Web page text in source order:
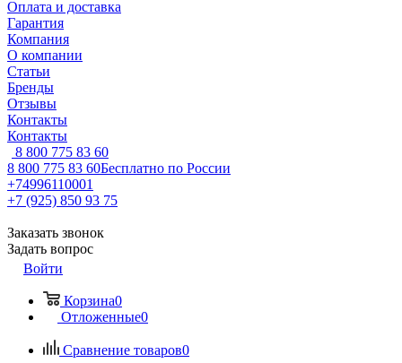
Оплата и доставка
Гарантия
Компания
О компании
Статьи
Бренды
Отзывы
Контакты
Контакты
8 800 775 83 60
8 800 775 83 60Бесплатно по России
+74996110001
+7 (925) 850 93 75
Заказать звонок
Задать вопрос
Войти
Корзина0
Отложенные0
Сравнение товаров0